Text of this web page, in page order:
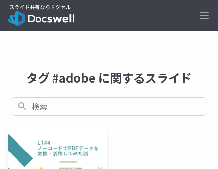
タグ #adobe に関するスライド
検索